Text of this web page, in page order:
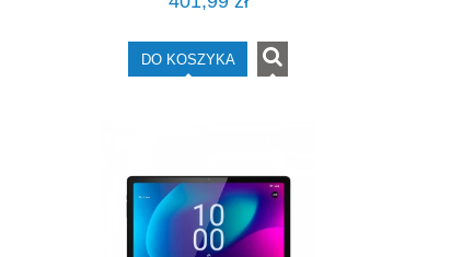
DO KOSZYKA